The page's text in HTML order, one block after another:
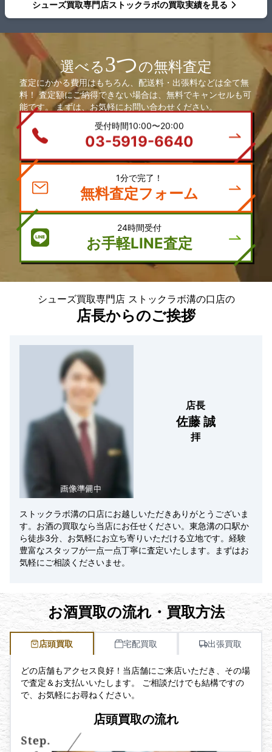
シューズ買取専門店ストックラボの買取実績を見る
選べる3つの無料査定
査定にかかる費用はもちろん、配送料・出張料などは全て無
料！ 査定額にご納得できない場合は、無料でキャンセルも可
能です。 まずは、お気軽にお問い合わせください。
受付時間10:00〜20:00
03-5919-6640
1分で完了！
無料査定フォーム
24時間受付
お手軽LINE査定
シューズ買取専門店 ストックラボ溝の口店の
店長からのご挨拶
店長
佐藤 誠
拝
ストックラボ溝の口店にお越しいただきありがとうございま
す。お酒の買取なら当店にお任せください。東急溝の口駅か
ら徒歩3分、お気軽にお立ち寄りいただける立地です。経験
豊富なスタッフが一点一点丁寧に査定いたします。まずはお
気軽にご相談くださいませ。
お酒買取の流れ・買取方法
店頭買取 宅配買取 出張買取
どの店舗もアクセス良好！当店舗にご来店いただき、その場
で査定＆お支払いいたします。 ご相談だけでも結構ですの
で、お気軽にお尋ねください。
店頭買取の流れ